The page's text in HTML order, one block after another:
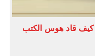
كيف قاد هوس الكتب